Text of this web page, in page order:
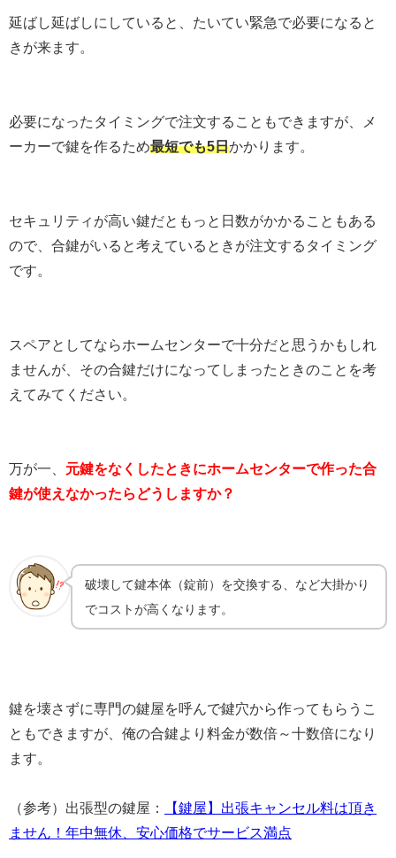
延ばし延ばしにしていると、たいてい緊急で必要になると
きが来ます。
必要になったタイミングで注文することもできますが、メ
ーカーで鍵を作るため最短でも5日かかります。
セキュリティが高い鍵だともっと日数がかかることもある
ので、合鍵がいると考えているときが注文するタイミング
です。
スペアとしてならホームセンターで十分だと思うかもしれ
ませんが、その合鍵だけになってしまったときのことを考
えてみてください。
万が一、 元鍵をなくしたときにホームセンターで作った合
鍵が使えなかったらどうしますか？
破壊して鍵本体（錠前）を交換する、など大掛かり
でコストが高くなります。
鍵を壊さずに専門の鍵屋を呼んで鍵穴から作ってもらうこ
ともできますが、俺の合鍵より料金が数倍～十数倍になり
ます。
（参考）出張型の鍵屋：
【鍵屋】出張キャンセル料は頂き
ません！年中無休、安心価格でサービス満点